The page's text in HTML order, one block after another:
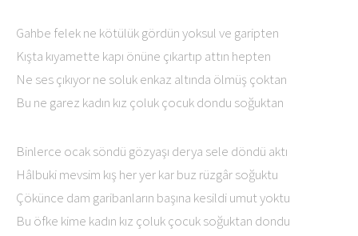
Gahbe felek ne kötülük gördün yoksul ve garipten
Kışta kıyamette kapı önüne çıkartıp attın hepten
Ne ses çıkıyor ne soluk enkaz altında ölmüş çoktan
Bu ne garez kadın kız çoluk çocuk dondu soğuktan
Binlerce ocak söndü gözyaşı derya sele döndü aktı
Hâlbuki mevsim kış her yer kar buz rüzgâr soğuktu
Çökünce dam garibanların başına kesildi umut yoktu
Bu öfke kime kadın kız çoluk çocuk soğuktan dondu